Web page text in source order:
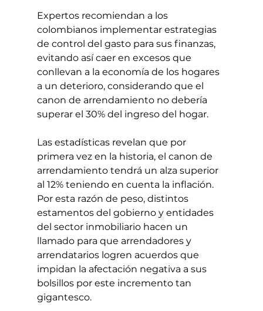
Expertos recomiendan a los
colombianos implementar estrategias
de control del gasto para sus finanzas,
evitando así caer en excesos que
conllevan a la economía de los hogares
a un deterioro, considerando que el
canon de arrendamiento no debería
superar el 30% del ingreso del hogar.
Las estadísticas revelan que por
primera vez en la historia, el canon de
arrendamiento tendrá un alza superior
al 12% teniendo en cuenta la inflación.
Por esta razón de peso, distintos
estamentos del gobierno y entidades
del sector inmobiliario hacen un
llamado para que arrendadores y
arrendatarios logren acuerdos que
impidan la afectación negativa a sus
bolsillos por este incremento tan
gigantesco.